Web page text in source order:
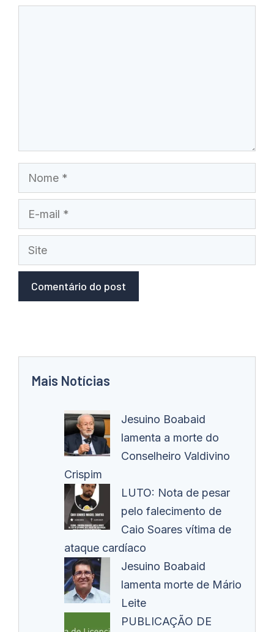
Nome
mail
Site
Mais Notícias
Jesuino Boabaid
lamenta a morte do
Conselheiro Valdivino
Crispim
LUTO: Nota de pesar
pelo falecimento de
Caio Soares vítima de
ataque cardíaco
Jesuino Boabaid
lamenta morte de Mário
Leite
PUBLICAÇÃO DE